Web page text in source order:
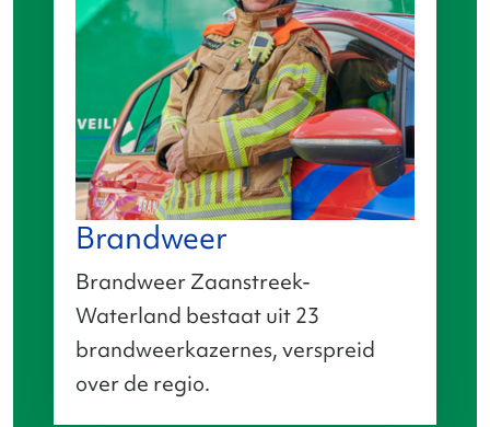
Brandweer
Brandweer Zaanstreek-
Waterland bestaat uit 23
brandweerkazernes, verspreid
over de regio.